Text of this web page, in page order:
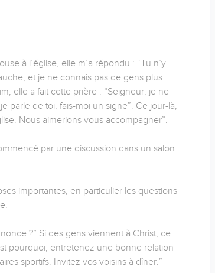
à l’église, elle m’a répondu : “Tu n’y
et je ne connais pas de gens plus
elle a fait cette prière : “Seigneur, je ne
parle de toi, fais-moi un signe”. Ce jour-là,
Nous aimerions vous accompagner”.
par une discussion dans un salon
importantes, en particulier les questions
?” Si des gens viennent à Christ, ce
pourquoi, entretenez une bonne relation
sportifs. Invitez vos voisins à dîner.”